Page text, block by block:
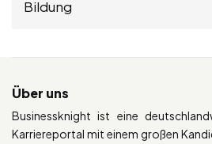
Bildung
Über uns
Businessknight ist eine
Karriereportal mit einem großen